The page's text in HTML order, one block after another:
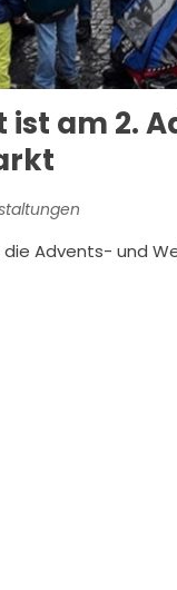
ist am 2.
die Advents- und